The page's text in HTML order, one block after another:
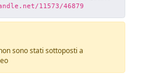
11573/46879
sono stati sottoposti a